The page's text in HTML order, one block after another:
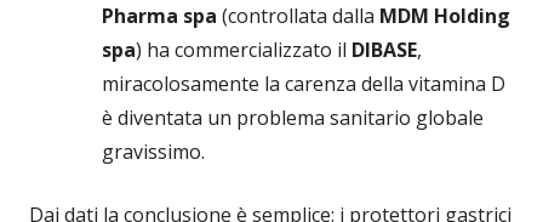
Pharma spa (controllata dalla MDM Holding
spa) ha commercializzato il DIBASE,
miracolosamente la carenza della vitamina D
è diventata un problema sanitario globale
gravissimo.
Dai dati la conclusione è semplice: i protettori gastrici